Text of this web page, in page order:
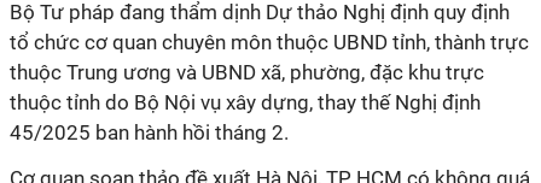
Bộ Tư pháp đang thẩm dịnh Dự thảo Nghị định quy định
tổ chức cơ quan chuyên môn thuộc UBND tỉnh, thành trực
thuộc Trung ương và UBND xã, phường, đặc khu trực
thuộc tỉnh do Bộ Nội vụ xây dựng, thay thế Nghị định
45/2025 ban hành hồi tháng 2.
Cơ quan soạn thảo đề xuất Hà Nội, TP HCM có không quá